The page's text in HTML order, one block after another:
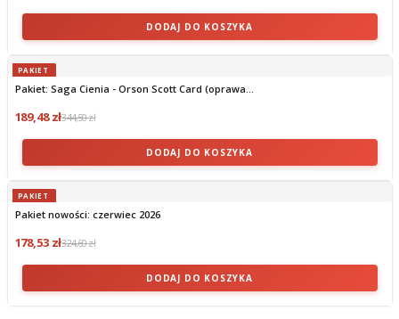
DODAJ DO KOSZYKA
PAKIET
Pakiet: Saga Cienia - Orson Scott Card (oprawa...
189,48 zł344,50 zł
DODAJ DO KOSZYKA
PAKIET
Pakiet nowości: czerwiec 2026
178,53 zł324,60 zł
DODAJ DO KOSZYKA